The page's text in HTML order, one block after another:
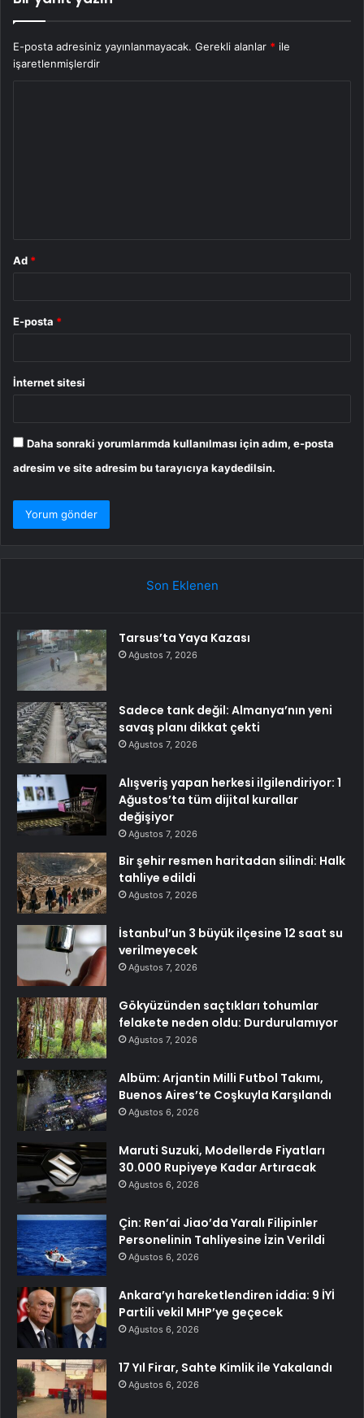
E-posta adresiniz yayınlanmayacak. Gerekli alanlar * ile
işaretlenmişlerdir
Ad *
E-posta *
İnternet sitesi
Daha sonraki yorumlarımda kullanılması için adım, e-posta
adresim ve site adresim bu tarayıcıya kaydedilsin.
Son Eklenen
Tarsus’ta Yaya Kazası
Ağustos 7, 2026
Sadece tank değil: Almanya’nın yeni
savaş planı dikkat çekti
Ağustos 7, 2026
Alışveriş yapan herkesi ilgilendiriyor: 1
Ağustos’ta tüm dijital kurallar
değişiyor
Ağustos 7, 2026
Bir şehir resmen haritadan silindi: Halk
tahliye edildi
Ağustos 7, 2026
İstanbul’un 3 büyük ilçesine 12 saat su
verilmeyecek
Ağustos 7, 2026
Gökyüzünden saçtıkları tohumlar
felakete neden oldu: Durdurulamıyor
Ağustos 7, 2026
Albüm: Arjantin Milli Futbol Takımı,
Buenos Aires’te Coşkuyla Karşılandı
Ağustos 6, 2026
Maruti Suzuki, Modellerde Fiyatları
30.000 Rupiyeye Kadar Artıracak
Ağustos 6, 2026
Çin: Ren’ai Jiao’da Yaralı Filipinler
Personelinin Tahliyesine İzin Verildi
Ağustos 6, 2026
Ankara’yı hareketlendiren iddia: 9 İYİ
Partili vekil MHP’ye geçecek
Ağustos 6, 2026
17 Yıl Firar, Sahte Kimlik ile Yakalandı
Ağustos 6, 2026